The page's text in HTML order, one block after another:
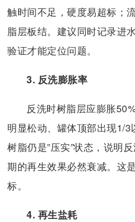
触时间不足，硬度易超标；
脂层板结。建议同时记录进
验证才能定位问题。
3. 反洗膨胀率
反洗时树脂层应膨胀
明显松动、罐体顶部出现1/
树脂仍是”压实”状态，说明
期的再生效果必然衰减。这
标。
4. 再生盐耗